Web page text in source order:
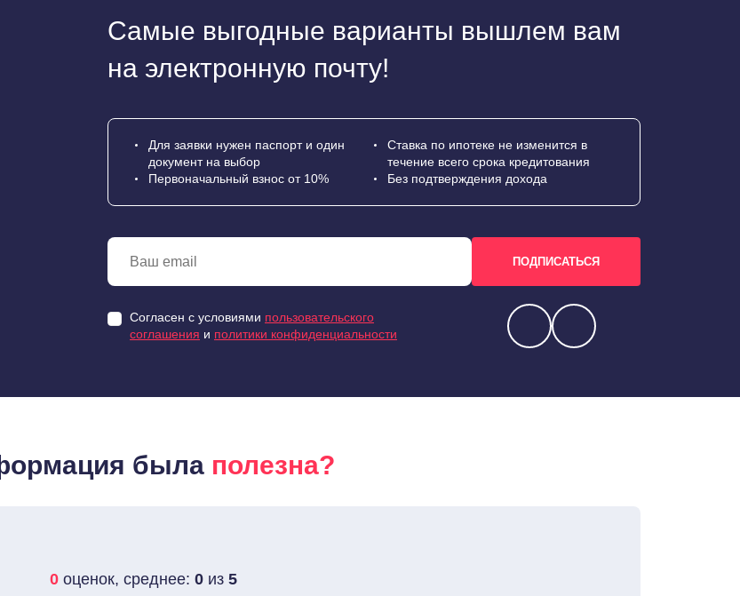
Самые выгодные варианты вышлем вам
на электронную почту!
Для заявки нужен паспорт и один
документ на выбор
Ставка по ипотеке не изменится в
течение всего срока кредитования
Первоначальный взнос от 10%
Без подтверждения дохода
Согласен с условиями пользовательского
соглашения и политики конфиденциальности
была полезна?
0оценок, среднее: 0из 5